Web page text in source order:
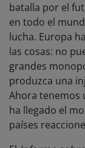
batalla por el
en todo el
lucha. Europa
las cosas: no
grandes
produzca una
Ahora tenemos
ha llegado el
países